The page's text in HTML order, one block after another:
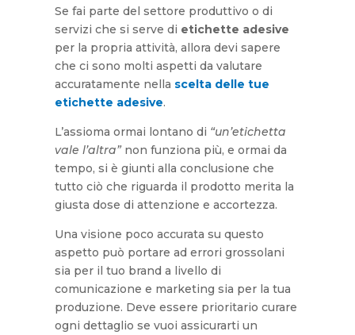
Se fai parte del settore produttivo o di
servizi che si serve di etichette adesive
per la propria attività, allora devi sapere
che ci sono molti aspetti da valutare
accuratamente nella scelta delle tue
etichette adesive.
L’assioma ormai lontano di “un’etichetta
vale l’altra”non funziona più, e ormai da
tempo, si è giunti alla conclusione che
tutto ciò che riguarda il prodotto merita la
giusta dose di attenzione e accortezza.
Una visione poco accurata su questo
aspetto può portare ad errori grossolani
sia per il tuo brand a livello di
comunicazione e marketing sia per la tua
produzione. Deve essere prioritario curare
ogni dettaglio se vuoi assicurarti un